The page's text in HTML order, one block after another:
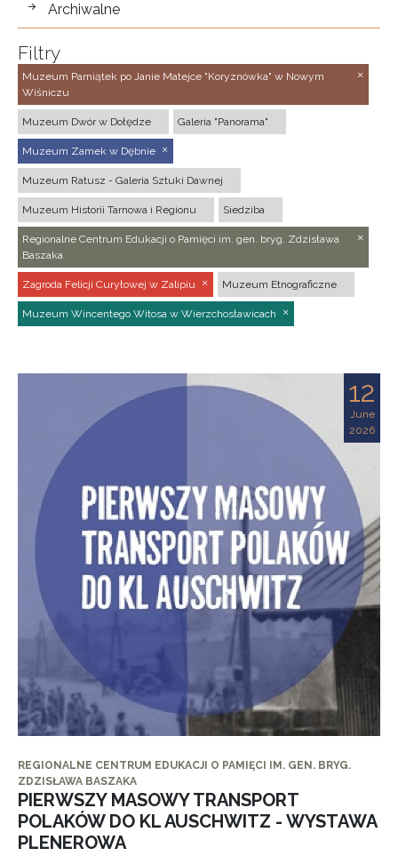
Archiwalne
Filtry
Muzeum Pamiątek po Janie Matejce "Koryznówka" w Nowym
Wiśniczu
Muzeum Dwór w Dołędze Galeria "Panorama"
Muzeum Zamek w Dębnie
Muzeum Ratusz - Galeria Sztuki Dawnej
Muzeum Historii Tarnowa i Regionu Siedziba
Regionalne Centrum Edukacji o Pamięci im. gen. bryg. Zdzisława
Baszaka
Zagroda Felicji Curyłowej w Zalipiu Muzeum Etnograficzne
Muzeum Wincentego Witosa w Wierzchosławicach
12
June
2026
REGIONALNE CENTRUM EDUKACJI O PAMIĘCI IM. GEN. BRYG.
ZDZISŁAWA BASZAKA
PIERWSZY MASOWY TRANSPORT
POLAKÓW DO KL AUSCHWITZ - WYSTAWA
PLENEROWA